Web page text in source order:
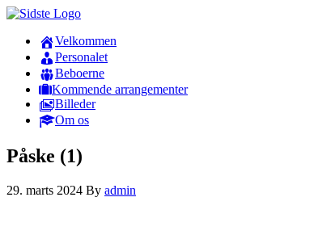
Velkommen
Personalet
Beboerne
Kommende arrangementer
Billeder
Om os
Påske (1)
29. marts 2024 By admin